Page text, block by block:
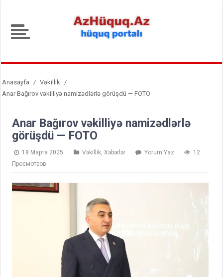
Anasayfa / Vəkillik
/
Anar Bağırov vəkilliyə namizədlərlə görüşdü — FOTO
Anar Bağırov vəkilliyə namizədlərlə
görüşdü — FOTO
18 Марта 2025 Vəkillik ,Xəbərlər Yorum Yaz
12
Просмотров